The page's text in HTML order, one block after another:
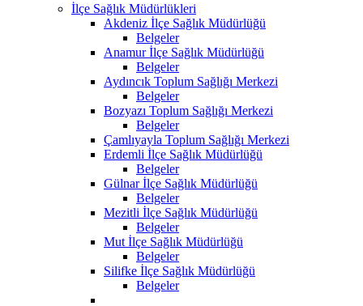
İlçe Sağlık Müdürlükleri
Akdeniz İlçe Sağlık Müdürlüğü
Belgeler
Anamur İlçe Sağlık Müdürlüğü
Belgeler
Aydıncık Toplum Sağlığı Merkezi
Belgeler
Bozyazı Toplum Sağlığı Merkezi
Belgeler
Çamlıyayla Toplum Sağlığı Merkezi
Erdemli İlçe Sağlık Müdürlüğü
Belgeler
Gülnar İlçe Sağlık Müdürlüğü
Belgeler
Mezitli İlçe Sağlık Müdürlüğü
Belgeler
Mut İlçe Sağlık Müdürlüğü
Belgeler
Silifke İlçe Sağlık Müdürlüğü
Belgeler